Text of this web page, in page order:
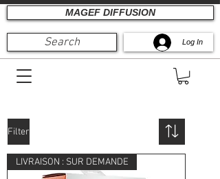
MAGEF DIFFUSION
Search Log In
Filter
LIVRAISON : SUR DEMANDE